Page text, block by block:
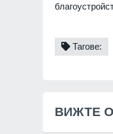
Тагове:
ВИЖТЕ